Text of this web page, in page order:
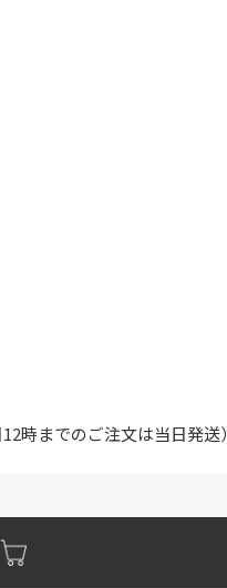
時までのご注文は当日発送）